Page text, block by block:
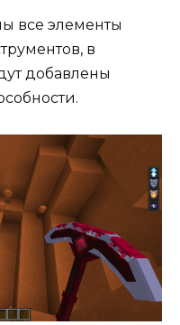
все элементы
в
добавлены